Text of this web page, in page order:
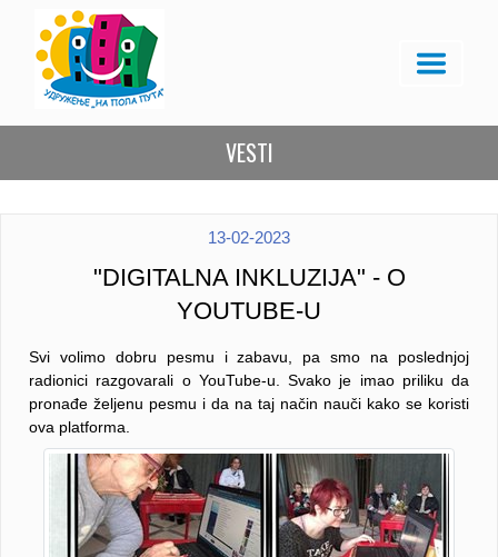
VESTI
13-02-2023
"DIGITALNA INKLUZIJA" - O
YOUTUBE-U
Svi volimo dobru pesmu i zabavu, pa smo na poslednjoj
radionici razgovarali o YouTube-u. Svako je imao priliku da
pronađe željenu pesmu i da na taj način nauči kako se koristi
ova platforma.